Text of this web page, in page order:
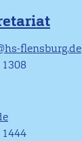
flensburg.de